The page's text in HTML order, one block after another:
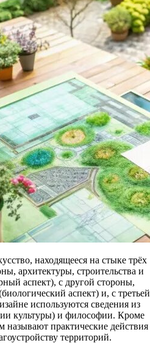
находящееся на стыке трёх
архитектуры, строительства и
аспект), с другой стороны,
аспект) и, с третьей
используются сведения из
культуры) и философии. Кроме
практические действия
территорий.